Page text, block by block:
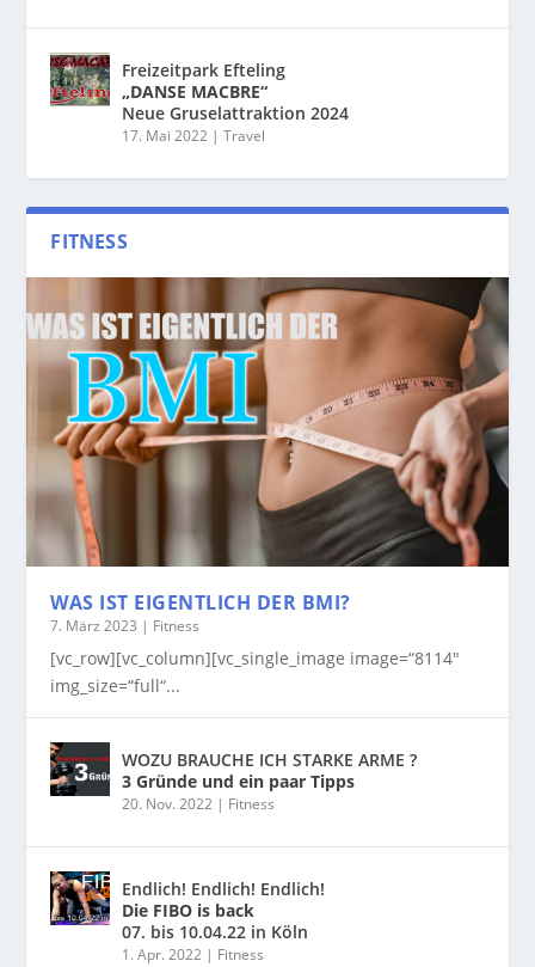
Freizeitpark Efteling
„DANSE MACBRE“
Neue Gruselattraktion 2024
17. Mai 2022 |Travel
FITNESS
WAS IST EIGENTLICH DER BMI?
7. März 2023 | Fitness
[vc_row][vc_column][vc_single_image image=“8114″
img_size=“full“...
WOZU BRAUCHE ICH STARKE ARME ?
3 Gründe und ein paar Tipps
20. Nov. 2022 | Fitness
Endlich! Endlich! Endlich!
Die FIBO is back
07. bis 10.04.22 in Köln
1. Apr. 2022 | Fitness